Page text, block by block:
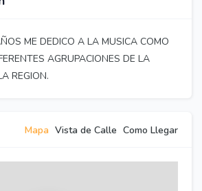
ME DEDICO A LA MUSICA COMO
AGRUPACIONES DE LA
REGION.
Mapa Vista de Calle Como Llegar